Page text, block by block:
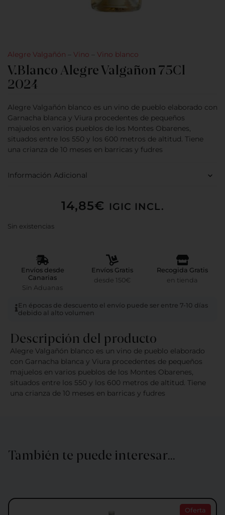
Alegre Valgañón Vino Vino blanco
V.Blanco Alegre Valgañon 75Cl
2024
Alegre Valgañón blanco es un vino de pueblo elaborado con
Garnacha blanca y Viura procedentes de pequeños
majuelos en varios pueblos de los Montes Obarenes,
situados entre los 550 y los 600 metros de altitud. Tiene
una crianza de 10 meses en barricas y fudres
Información Adicional
14,85€ IGIC INCL.
Sin existencias
Envíos desde
Canarias
Sin Aduanas
Envíos Gratis
desde 150€
Recogida Gratis
en tienda
En épocas de descuento el envío puede ser entre 7-10 días
debido al alto volumen
Descripción del producto
Alegre Valgañón blanco es un vino de pueblo elaborado
con Garnacha blanca y Viura procedentes de pequeños
majuelos en varios pueblos de los Montes Obarenes,
situados entre los 550 y los 600 metros de altitud. Tiene
una crianza de 10 meses en barricas y fudres
También te puede interesar…
Oferta